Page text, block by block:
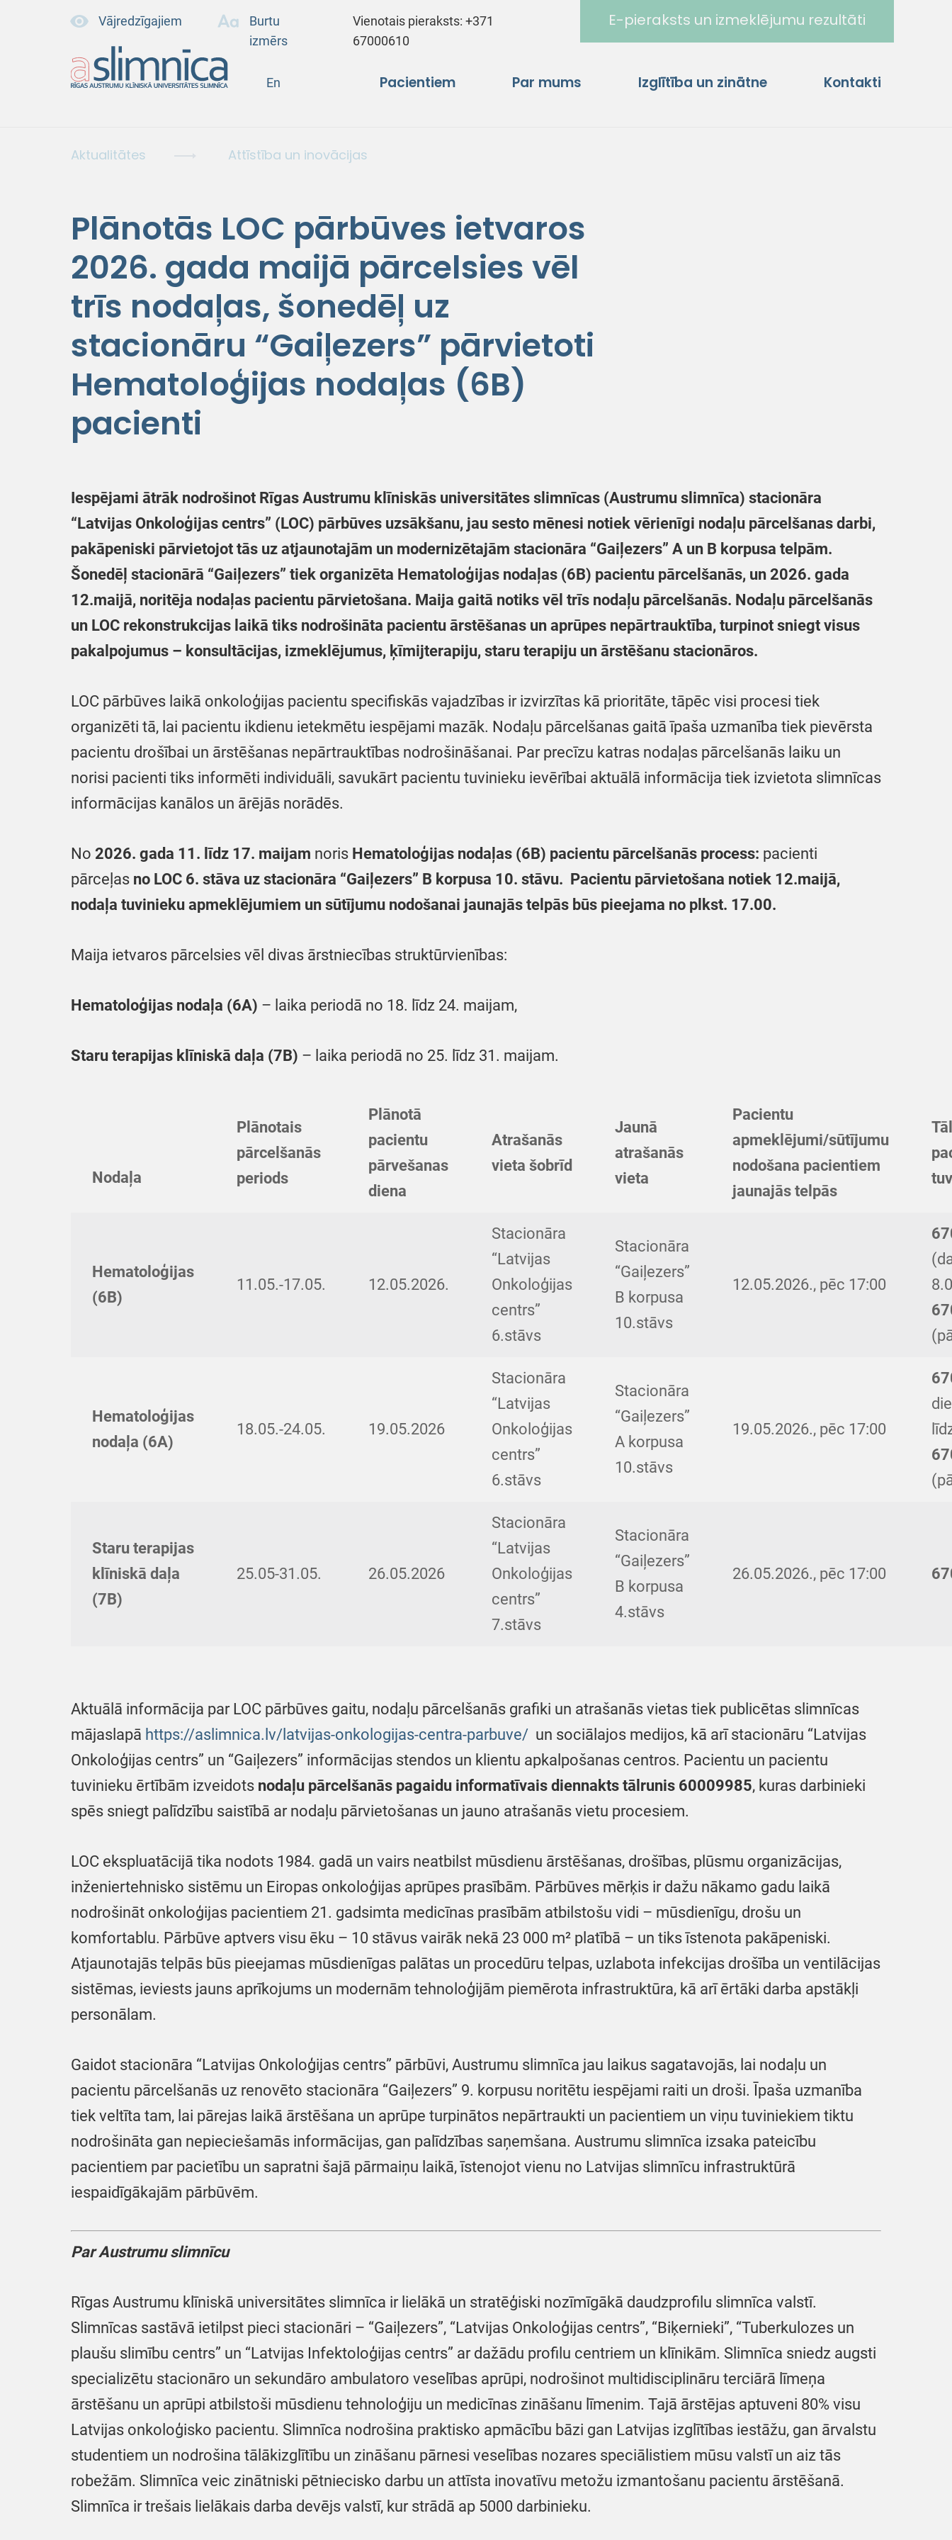
Vājredzīgajiem
Burtu
izmērs
Vienotais pieraksts:+371
67000610
E-pieraksts un izmeklējumu rezultāti
En Pacientiem Par mums Izglītība un zinātne Kontakti
Aktualitātes Attīstība un inovācijas
Plānotās LOC pārbūves ietvaros
2026. gada maijā pārcelsies vēl
trīs nodaļas, šonedēļ uz
stacionāru “Gaiļezers” pārvietoti
Hematoloģijas nodaļas (6B)
pacienti
Iespējami ātrāk nodrošinot Rīgas Austrumu klīniskās universitātes slimnīcas (Austrumu slimnīca) stacionāra
“Latvijas Onkoloģijas centrs” (LOC) pārbūves uzsākšanu, jau sesto mēnesi notiek vērienīgi nodaļu pārcelšanas darbi,
pakāpeniski pārvietojot tās uz atjaunotajām un modernizētajām stacionāra “Gaiļezers” A un B korpusa telpām.
Šonedēļ stacionārā “Gaiļezers” tiek organizēta Hematoloģijas nodaļas (6B) pacientu pārcelšanās, un 2026. gada
12.maijā, noritēja nodaļas pacientu pārvietošana. Maija gaitā notiks vēl trīs nodaļu pārcelšanās. Nodaļu pārcelšanās
un LOC rekonstrukcijas laikā tiks nodrošināta pacientu ārstēšanas un aprūpes nepārtrauktība, turpinot sniegt visus
pakalpojumus – konsultācijas, izmeklējumus, ķīmijterapiju, staru terapiju un ārstēšanu stacionāros.
LOC pārbūves laikā onkoloģijas pacientu specifiskās vajadzības ir izvirzītas kā prioritāte, tāpēc visi procesi tiek
organizēti tā, lai pacientu ikdienu ietekmētu iespējami mazāk. Nodaļu pārcelšanas gaitā īpaša uzmanība tiek pievērsta
pacientu drošībai un ārstēšanas nepārtrauktības nodrošināšanai. Par precīzu katras nodaļas pārcelšanās laiku un
norisi pacienti tiks informēti individuāli, savukārt pacientu tuvinieku ievērībai aktuālā informācija tiek izvietota slimnīcas
informācijas kanālos un ārējās norādēs.
No 2026. gada 11. līdz 17. maijam noris Hematoloģijas nodaļas (6B) pacientu pārcelšanās process: pacienti
pārceļas no LOC 6. stāva uz stacionāra “Gaiļezers” B korpusa 10. stāvu. Pacientu pārvietošana notiek 12.maijā,
nodaļa tuvinieku apmeklējumiem un sūtījumu nodošanai jaunajās telpās būs pieejama no plkst. 17.00.
Maija ietvaros pārcelsies vēl divas ārstniecības struktūrvienības:
Hematoloģijas nodaļa (6A) – laika periodā no 18. līdz 24. maijam,
Staru terapijas klīniskā daļa (7B) – laika periodā no 25. līdz 31. maijam.
Nodaļa
Plānotais
pārcelšanās
periods
Plānotā
pacientu
pārvešanas
diena
Atrašanās
vieta šobrīd
Jaunā
atrašanās
vieta
Pacientu
apmeklējumi/sūtījumu
nodošana pacientiem
jaunajās telpās
Hematoloģijas
(6B)
11.05.-17.05. 12.05.2026.
Stacionāra
“Latvijas
Onkoloģijas
centrs”
6.stāvs
Stacionāra
“Gaiļezers”
B korpusa
10.stāvs
12.05.2026., pēc 17:00
Hematoloģijas
nodaļa (6A)
18.05.-24.05. 19.05.2026
Stacionāra
“Latvijas
Onkoloģijas
centrs”
6.stāvs
Stacionāra
“Gaiļezers”
A korpusa
10.stāvs
19.05.2026., pēc 17:00
Staru terapijas
klīniskā daļa
(7B)
25.05-31.05. 26.05.2026
Stacionāra
“Latvijas
Onkoloģijas
centrs”
7.stāvs
Stacionāra
“Gaiļezers”
B korpusa
4.stāvs
26.05.2026., pēc 17:00
Aktuālā informācija par LOC pārbūves gaitu, nodaļu pārcelšanās grafiki un atrašanās vietas tiek publicētas slimnīcas
mājaslapā https://aslimnica.lv/latvijas-onkologijas-centra-parbuve/ un sociālajos medijos, kā arī stacionāru “Latvijas
Onkoloģijas centrs” un “Gaiļezers” informācijas stendos un klientu apkalpošanas centros. Pacientu un pacientu
tuvinieku ērtībām izveidots nodaļu pārcelšanās pagaidu informatīvais diennakts tālrunis 60009985, kuras darbinieki
spēs sniegt palīdzību saistībā ar nodaļu pārvietošanas un jauno atrašanās vietu procesiem.
LOC ekspluatācijā tika nodots 1984. gadā un vairs neatbilst mūsdienu ārstēšanas, drošības, plūsmu organizācijas,
inženiertehnisko sistēmu un Eiropas onkoloģijas aprūpes prasībām. Pārbūves mērķis ir dažu nākamo gadu laikā
nodrošināt onkoloģijas pacientiem 21. gadsimta medicīnas prasībām atbilstošu vidi – mūsdienīgu, drošu un
komfortablu. Pārbūve aptvers visu ēku – 10 stāvus vairāk nekā 23 000 m² platībā – un tiks īstenota pakāpeniski.
Atjaunotajās telpās būs pieejamas mūsdienīgas palātas un procedūru telpas, uzlabota infekcijas drošība un ventilācijas
sistēmas, ieviests jauns aprīkojums un modernām tehnoloģijām piemērota infrastruktūra, kā arī ērtāki darba apstākļi
personālam.
Gaidot stacionāra “Latvijas Onkoloģijas centrs” pārbūvi, Austrumu slimnīca jau laikus sagatavojās, lai nodaļu un
pacientu pārcelšanās uz renovēto stacionāra “Gaiļezers” 9. korpusu noritētu iespējami raiti un droši. Īpaša uzmanība
tiek veltīta tam, lai pārejas laikā ārstēšana un aprūpe turpinātos nepārtraukti un pacientiem un viņu tuviniekiem tiktu
nodrošināta gan nepieciešamās informācijas, gan palīdzības saņemšana. Austrumu slimnīca izsaka pateicību
pacientiem par pacietību un sapratni šajā pārmaiņu laikā, īstenojot vienu no Latvijas slimnīcu infrastruktūrā
iespaidīgākajām pārbūvēm.
Par Austrumu slimnīcu
Rīgas Austrumu klīniskā universitātes slimnīca ir lielākā un stratēģiski nozīmīgākā daudzprofilu slimnīca valstī.
Slimnīcas sastāvā ietilpst pieci stacionāri – “Gaiļezers”, “Latvijas Onkoloģijas centrs”, “Biķernieki”, “Tuberkulozes un
plaušu slimību centrs” un “Latvijas Infektoloģijas centrs” ar dažādu profilu centriem un klīnikām. Slimnīca sniedz augsti
specializētu stacionāro un sekundāro ambulatoro veselības aprūpi, nodrošinot multidisciplināru terciārā līmeņa
ārstēšanu un aprūpi atbilstoši mūsdienu tehnoloģiju un medicīnas zināšanu līmenim. Tajā ārstējas aptuveni 80% visu
Latvijas onkoloģisko pacientu. Slimnīca nodrošina praktisko apmācību bāzi gan Latvijas izglītības iestāžu, gan ārvalstu
studentiem un nodrošina tālākizglītību un zināšanu pārnesi veselības nozares speciālistiem mūsu valstī un aiz tās
robežām. Slimnīca veic zinātniski pētniecisko darbu un attīsta inovatīvu metožu izmantošanu pacientu ārstēšanā.
Slimnīca ir trešais lielākais darba devējs valstī, kur strādā ap 5000 darbinieku.